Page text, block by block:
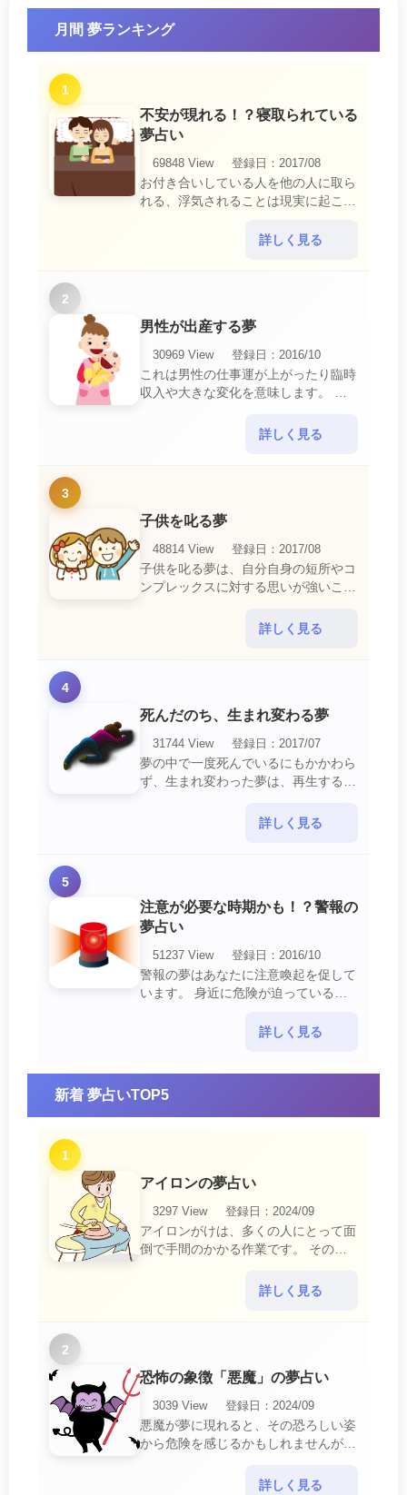
月間 夢ランキング
1
不安が現れる！？寝取られている
夢占い
69848 View
登録日：2017/08
お付き合いしている人を他の人に取ら
れる、浮気されることは現実に起こる
いにおいて、『寝取られている』夢
詳しく見る
2
男性が出産する夢
30969 View
登録日：2016/10
これは男性の仕事運が上がったり臨時
収入や大きな変化を意味します。 喜
ればあり得ない事が起きるのでビック
詳しく見る
3
子供を叱る夢
48814 View
登録日：2017/08
子供を叱る夢は、自分自身の短所やコ
ンプレックスに対する思いが強いこと
短所やコンプレックスを的確に認識し
詳しく見る
4
死んだのち、生まれ変わる夢
31744 View
登録日：2017/07
夢の中で一度死んでいるにもかかわら
ず、生まれ変わった夢は、再生する夢
あなたに関するすべての運気が上昇し
詳しく見る
5
注意が必要な時期かも！？警報の
夢占い
51237 View
登録日：2016/10
警報の夢はあなたに注意喚起を促して
います。 身近に危険が迫っている暗
て危機を回避する事が必要です。 ま
詳しく見る
新着 夢占いTOP5
1
アイロンの夢占い
3297 View
登録日：2024/09
アイロンがけは、多くの人にとって面
倒で手間のかかる作業です。 そのた
中で感じるわずらわしさやストレスか
詳しく見る
2
恐怖の象徴「悪魔」の夢占い
3039 View
登録日：2024/09
悪魔が夢に現れると、その恐ろしい姿
から危険を感じるかもしれませんが、
詳しく見る